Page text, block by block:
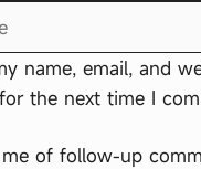
name, email, and
the next time I
of follow-up